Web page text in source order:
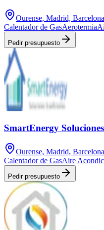
Ourense, Madrid, Barcelona
Calentador de GasAerotermia
Pedir presupuesto
SmartEnergy Soluciones
Ourense, Madrid, Barcelona
Calentador de GasAire
Pedir presupuesto